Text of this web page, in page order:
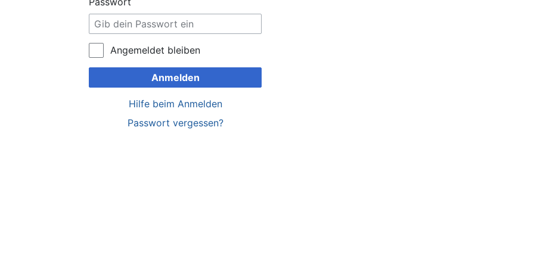
Angemeldet bleiben
Anmelden
Hilfe beim Anmelden
Passwort vergessen?